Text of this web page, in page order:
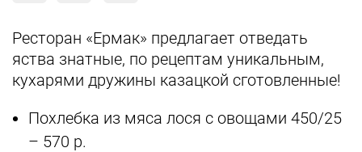
Ресторан «Ермак» предлагает отведать
яства знатные, по рецептам уникальным,
кухарями дружины казацкой сготовленные!
Похлебка из мяса лося с овощами 450/25
– 570 р.